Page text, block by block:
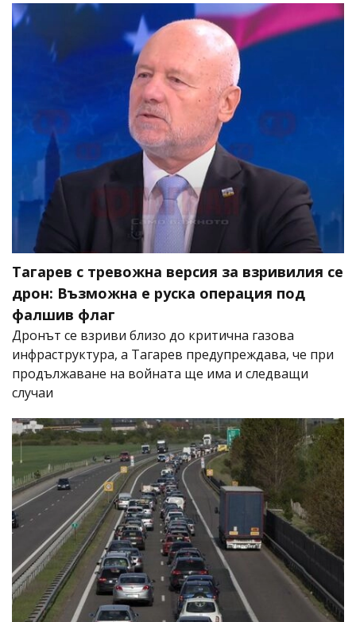
Тагарев с тревожна версия за взривилия се
дрон: Възможна е руска операция под
фалшив флаг
Дронът се взриви близо до критична газова
инфраструктура, а Тагарев предупреждава, че при
продължаване на войната ще има и следващи
случаи